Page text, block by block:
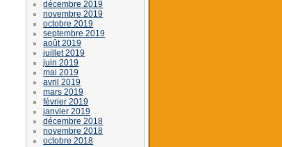
décembre 2019
novembre 2019
octobre 2019
septembre 2019
août 2019
juillet 2019
juin 2019
mai 2019
avril 2019
mars 2019
février 2019
janvier 2019
décembre 2018
novembre 2018
octobre 2018